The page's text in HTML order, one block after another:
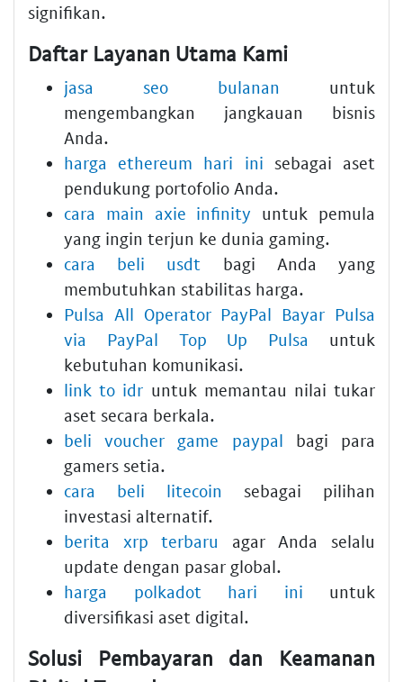
signifikan.
Daftar Layanan Utama Kami
jasa seo bulanan untuk
mengembangkan jangkauan bisnis
Anda.
harga ethereum hari ini sebagai aset
pendukung portofolio Anda.
cara main axie infinity untuk pemula
yang ingin terjun ke dunia gaming.
cara beli usdt bagi Anda yang
membutuhkan stabilitas harga.
Pulsa All Operator PayPal Bayar Pulsa
via PayPal Top Up Pulsa untuk
kebutuhan komunikasi.
link to idr untuk memantau nilai tukar
aset secara berkala.
beli voucher game paypal bagi para
gamers setia.
cara beli litecoin sebagai pilihan
investasi alternatif.
berita xrp terbaru agar Anda selalu
update dengan pasar global.
harga polkadot hari ini untuk
diversifikasi aset digital.
Solusi Pembayaran dan Keamanan